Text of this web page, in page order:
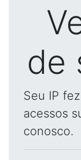
de
Seu IP
acessos
conosco.